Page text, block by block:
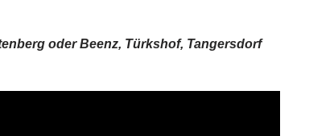
oder Beenz, Türkshof, Tangersdorf